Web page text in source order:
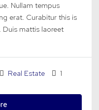
Nullam tempus
erat. Curabitur this is
mattis laoreet
Real Estate 1